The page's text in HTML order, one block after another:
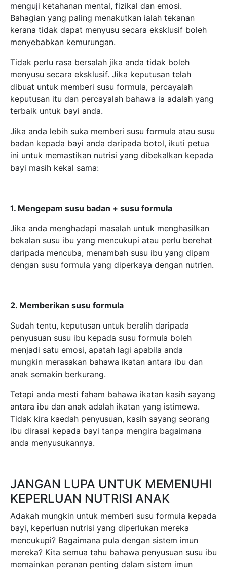
badan kepada bayi anda daripada botol, ikuti petua
ini untuk memastikan nutrisi yang dibekalkan kepada
bayi masih kekal sama:
1. Mengepam susu badan + susu formula
Jika anda menghadapi masalah untuk menghasilkan
bekalan susu ibu yang mencukupi atau perlu berehat
daripada mencuba, menambah susu ibu yang dipam
dengan susu formula yang diperkaya dengan nutrien.
2. Memberikan susu formula
menjadi satu emosi, apatah lagi apabila anda
mungkin merasakan bahawa ikatan antara ibu dan
anak semakin berkurang.
Tetapi anda mesti faham bahawa ikatan kasih sayang
antara ibu dan anak adalah ikatan yang istimewa.
anda menyusukannya.
JANGAN LUPA UNTUK MEMENUHI
KEPERLUAN NUTRISI ANAK
Adakah mungkin untuk memberi susu formula kepada
bayi, keperluan nutrisi yang diperlukan mereka
mencukupi? Bagaimana pula dengan sistem imun
mereka? Kita semua tahu bahawa penyusuan susu ibu
memainkan peranan penting dalam sistem imun
badan bayi.
dengan khasiat dan dapat memenuhi keperluan
nutrisi anak. Walau bagaimanapun, perlu diingat
anak di bawah umur satu tahun.
Sudah tentu penyusuan susu ibu adalah yang terbaik,
tetapi jika anda perlu memberi susu formula kepada
bayi anda, pastikan ia mengandungi nutrisi penting